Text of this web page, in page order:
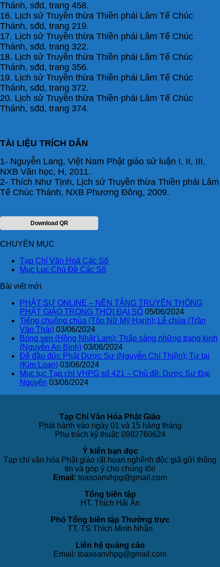
Thánh, sđd, trang 458.
16. Lịch sử Truyền thừa Thiền phái Lâm Tế Chúc
Thánh, sđd, trang 219.
17. Lịch sử Truyền thừa Thiền phái Lâm Tế Chúc
Thánh, sđd, trang 322.
18. Lịch sử Truyền thừa Thiền phái Lâm Tế Chúc
Thánh, sđd, trang 356.
19. Lịch sử Truyền thừa Thiền phái Lâm Tế Chúc
Thánh, sđd, trang 372.
20. Lịch sử Truyền thừa Thiền phái Lâm Tế Chúc
Thánh, sđd, trang 374.
TÀI LIỆU TRÍCH DẪN
1- Nguyễn Lang, Việt Nam Phật giáo sử luận I, II, III,
NXB Văn học, H, 2011.
2- Thích Như Tịnh, Lịch sử Truyền thừa Thiền phái Lâm
Tế Chúc Thánh, NXB Phương Đông, 2009.
Download QR
CHUYÊN MỤC
Tạp Chí Văn Hoá Các Số
Mục Lục Chủ Đề Các Số
Bài viết mới
PHẬT SỰ ONLINE – NỀN TẢNG TRUYỀN THÔNG
PHẬT GIÁO TRONG THỜI ĐẠI SỐ 05/06/2024
Tiếng chuông chùa (Tôn Nữ Mỹ Hạnh); Lễ chùa (Trần
Văn Thái) 03/06/2024
Bóng sen (Hồng Nhật Lam); Thắp sáng những trang kinh
(Nguyễn An Bình) 03/06/2024
Đê đầu đức Phật Dược Sư (Nguyễn Chí Thiện); Tự tại
(Kim Loan) 03/06/2024
Mục lục Tạp chí VHPG số 421 – Chủ đề: Dược Sư Đại
Nguyện 03/06/2024
Tạp Chí Văn Hóa Phật Giáo
Phát hành vào ngày 01 và 15 hàng tháng
Phụ trách kỹ thuật: 0982760624
Ý kiến bạn đọc
Tạp chí văn hóa Phật giáo rất hoan nghênh độc giả gửi thông
tin và góp ý cho chúng tôi!
Email: toasoanvhpg@gmail.com
Tổng biên tập
HT. Thích Hải Ấn
Phó Tổng biên tập Thường trực
TT. TS Thích Minh Nhẫn
Liên hệ quảng cáo
Email: toasoanvhpg@gmail.com